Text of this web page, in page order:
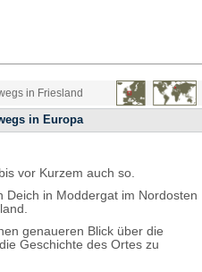
in Friesland
in Europa
vor Kurzem auch so.
Deich in Moddergat im Nordosten
genaueren Blick über die
Geschichte des Ortes zu